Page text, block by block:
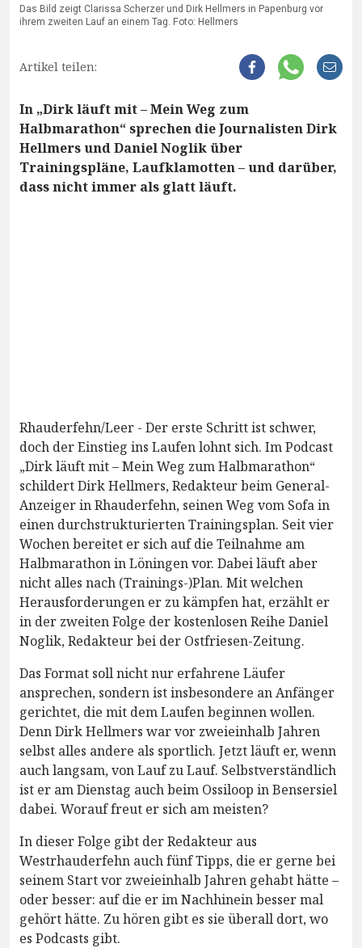
Das Bild zeigt Clarissa Scherzer und Dirk Hellmers in Papenburg vor
ihrem zweiten Lauf an einem Tag. Foto: Hellmers
Artikel teilen:
In „Dirk läuft mit – Mein Weg zum
Halbmarathon“ sprechen die Journalisten Dirk
Hellmers und Daniel Noglik über
Trainingspläne, Laufklamotten – und darüber,
dass nicht immer als glatt läuft.
Rhauderfehn/Leer - Der erste Schritt ist schwer,
doch der Einstieg ins Laufen lohnt sich. Im Podcast
„Dirk läuft mit – Mein Weg zum Halbmarathon“
schildert Dirk Hellmers, Redakteur beim General-
Anzeiger in Rhauderfehn, seinen Weg vom Sofa in
einen durchstrukturierten Trainingsplan. Seit vier
Wochen bereitet er sich auf die Teilnahme am
Halbmarathon in Löningen vor. Dabei läuft aber
nicht alles nach (Trainings-)Plan. Mit welchen
Herausforderungen er zu kämpfen hat, erzählt er
in der zweiten Folge der kostenlosen Reihe Daniel
Noglik, Redakteur bei der Ostfriesen-Zeitung.
Das Format soll nicht nur erfahrene Läufer
ansprechen, sondern ist insbesondere an Anfänger
gerichtet, die mit dem Laufen beginnen wollen.
Denn Dirk Hellmers war vor zweieinhalb Jahren
selbst alles andere als sportlich. Jetzt läuft er, wenn
auch langsam, von Lauf zu Lauf. Selbstverständlich
ist er am Dienstag auch beim Ossiloop in Bensersiel
dabei. Worauf freut er sich am meisten?
In dieser Folge gibt der Redakteur aus
Westrhauderfehn auch fünf Tipps, die er gerne bei
seinem Start vor zweieinhalb Jahren gehabt hätte –
oder besser: auf die er im Nachhinein besser mal
gehört hätte. Zu hören gibt es sie überall dort, wo
es Podcasts gibt.